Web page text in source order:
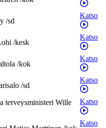
/sd
Katso
/kesk
Katso
/kok
Katso
/sd
Katso
terveysministeri Wille
Katso
Katso